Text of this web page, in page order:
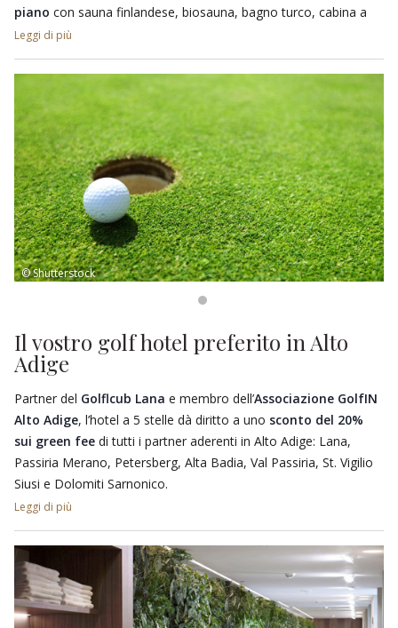
piano con sauna finlandese, biosauna, bagno turco, cabina a
infrarossi e
Per mantenersi in forma per sempre, gli ospiti possono
palestra.
Leggi di più
© Shutterstock
Il vostro golf hotel preferito in Alto
Adige
Partner del Golflcub Lana e membro dell’Associazione GolfIN
Alto Adige, l’hotel a 5 stelle dà diritto a uno sconto del 20%
sui green fee di tutti i partner aderenti in Alto Adige: Lana,
Passiria Merano, Petersberg, Alta Badia, Val Passiria, St. Vigilio
Siusi e Dolomiti Sarnonico.
messi a disposizione:corsi di prova con noleggio
attrezzatura,
corsi per principianti
corsi per qualifica di
giocatoreepacchetti individuali.
Leggi di più